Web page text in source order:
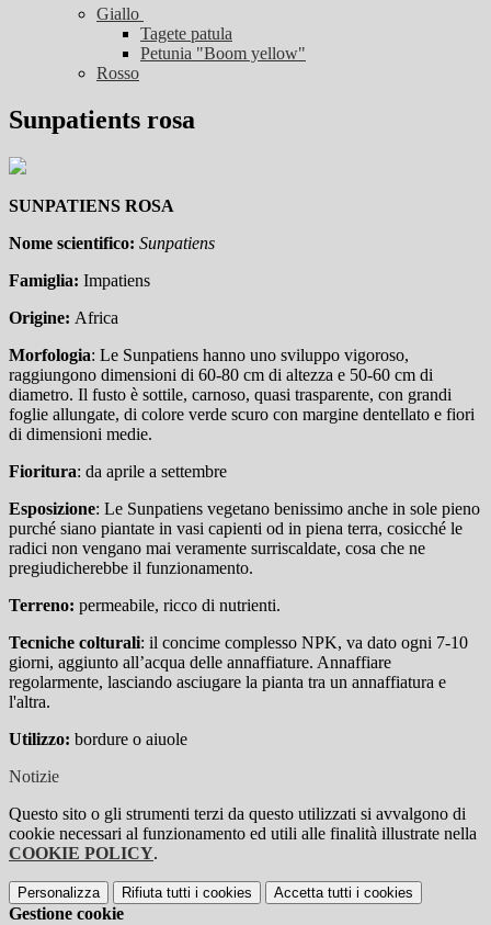
Giallo
Tagete patula
Petunia "Boom yellow"
Rosso
Sunpatients rosa
SUNPATIENS ROSA
Nome scientifico: Sunpatiens
Famiglia: Impatiens
Origine: Africa
Morfologia: Le Sunpatiens hanno uno sviluppo vigoroso,
raggiungono dimensioni di 60-80 cm di altezza e 50-60 cm di
diametro. Il fusto è sottile, carnoso, quasi trasparente, con grandi
foglie allungate, di colore verde scuro con margine dentellato e fiori
di dimensioni medie.
Fioritura: da aprile a settembre
Esposizione: Le Sunpatiens vegetano benissimo anche in sole pieno
purché siano piantate in vasi capienti od in piena terra, cosicché le
radici non vengano mai veramente surriscaldate, cosa che ne
pregiudicherebbe il funzionamento.
Terreno: permeabile, ricco di nutrienti.
Tecniche colturali: il concime complesso NPK, va dato ogni 7-10
giorni, aggiunto all’acqua delle annaffiature. Annaffiare
regolarmente, lasciando asciugare la pianta tra un annaffiatura e
l'altra.
Utilizzo: bordure o aiuole
Notizie
Questo sito o gli strumenti terzi da questo utilizzati si avvalgono di
cookie necessari al funzionamento ed utili alle finalità illustrate nella
COOKIE POLICY.
Personalizza Rifiuta tutti i cookies Accetta tutti i cookies
Gestione cookie